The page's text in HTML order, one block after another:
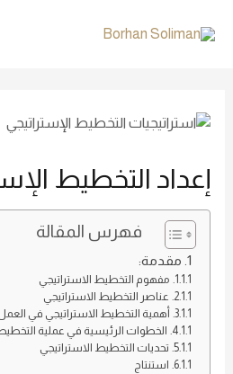
إعداد التخطيط
فهرس المقالة
مقدمة:
مفهوم التخطيط الاستراتيجي
عناصر التخطيط الاستراتيجي
أهمية التخطيط الاستراتيجي في
الخطوات الرئيسية في عملية
تحديات التخطيط الاستراتيجي
استنتاج